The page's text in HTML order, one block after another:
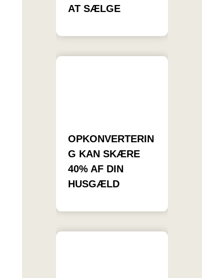
AT SÆLGE
OPKONVERTERIN
G KAN SKÆRE
40% AF DIN
HUSGÆLD